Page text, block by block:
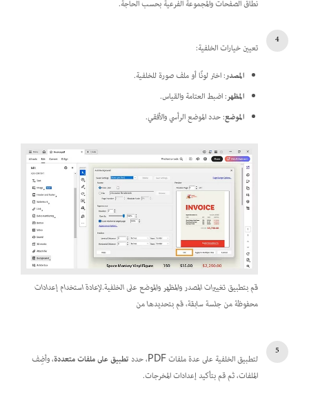
نطاق الصفحات والمجموعة الفرعية بحسب الحاجة.
تعيين خيارات الخلفية:
المصدر: اختر لونًا أو ملف صورة للخلفية.
المظهر: اضبط العتامة والقياس.
الموضع: حدد الموضع الرأسي والأفقي.
قم بتطبيق تغييرات المصدر والمظهر والموضع على الخلفية.لإعادة استخدام إعدادات
محفوظة من جلسة سابقة، قم بتحديدها من
لتطبيق الخلفية على عدة ملفات PDF، حدد تطبيق على ملفات متعددة، وأضِف
الملفات، ثم قم بتأكيد إعدادات المخرجات.